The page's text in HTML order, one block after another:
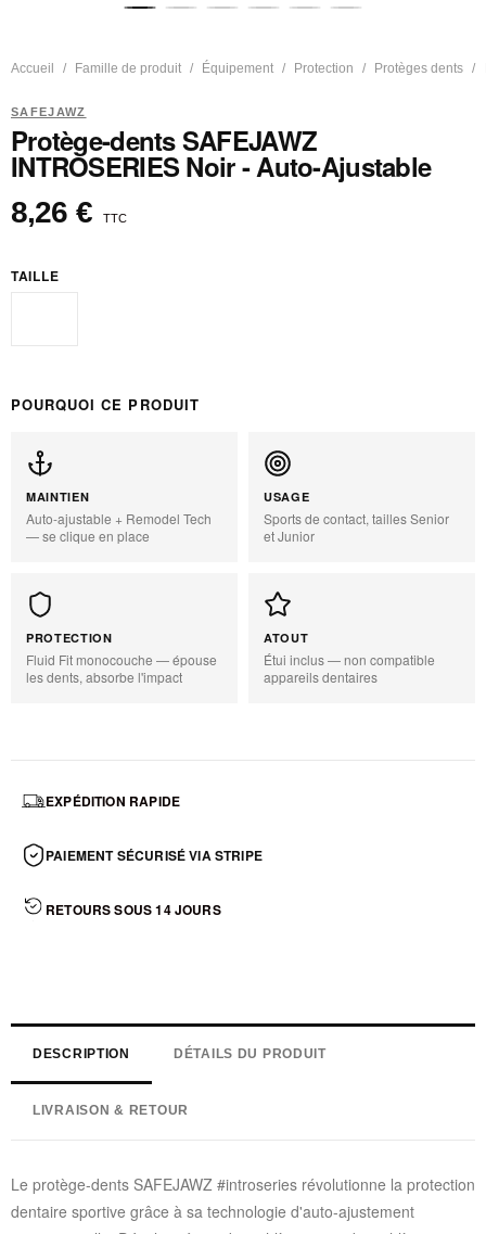
Accueil Famille de produit Équipement Protection Protèges dents
SAFEJAWZ
Protège-dents SAFEJAWZ
INTROSERIES Noir - Auto-Ajustable
8,26 € TTC
TAILLE
POURQUOI CE PRODUIT
MAINTIEN
Auto-ajustable + Remodel Tech
— se clique en place
USAGE
Sports de contact, tailles Senior
et Junior
PROTECTION
Fluid Fit monocouche — épouse
les dents, absorbe l'impact
ATOUT
Étui inclus — non compatible
appareils dentaires
EXPÉDITION RAPIDE
PAIEMENT SÉCURISÉ VIA STRIPE
RETOURS SOUS 14 JOURS
DESCRIPTION DÉTAILS DU PRODUIT
LIVRAISON & RETOUR
Le protège-dents SAFEJAWZ #introseries révolutionne la protection
dentaire sportive grâce à sa technologie d'auto-ajustement